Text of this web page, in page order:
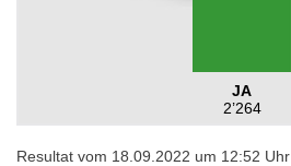
JA
2’264
Resultat vom 18.09.2022 um 12:52 Uhr